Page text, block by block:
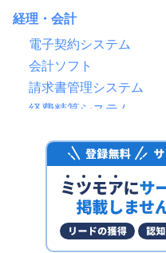
経理・会計
電子契約システム
会計ソフト
請求書管理システム
経費精算システム
電子帳簿保存システム
ファクタリングサービス
予算管理システム
決済代行サービス
固定資産管理システム